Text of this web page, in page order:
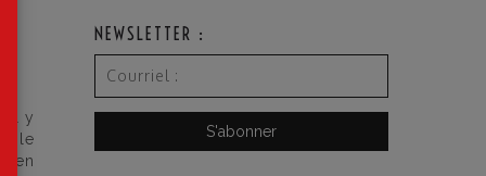
il y
en
NEWSLETTER :